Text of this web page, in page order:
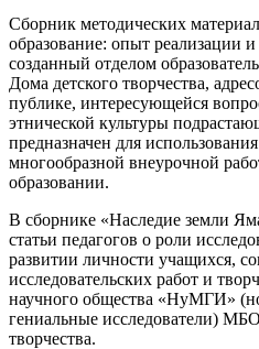
Сборник методических
образование: опыт реализации
созданный отделом
Дома детского творчества,
публике, интересующейся
этнической культуры
предназначен для
многообразной внеурочной
образовании.
В сборнике «Наследие земли
статьи педагогов о роли
развитии личности учащихся,
исследовательских работ и
научного общества «НуМГИ»
гениальные исследователи)
творчества.